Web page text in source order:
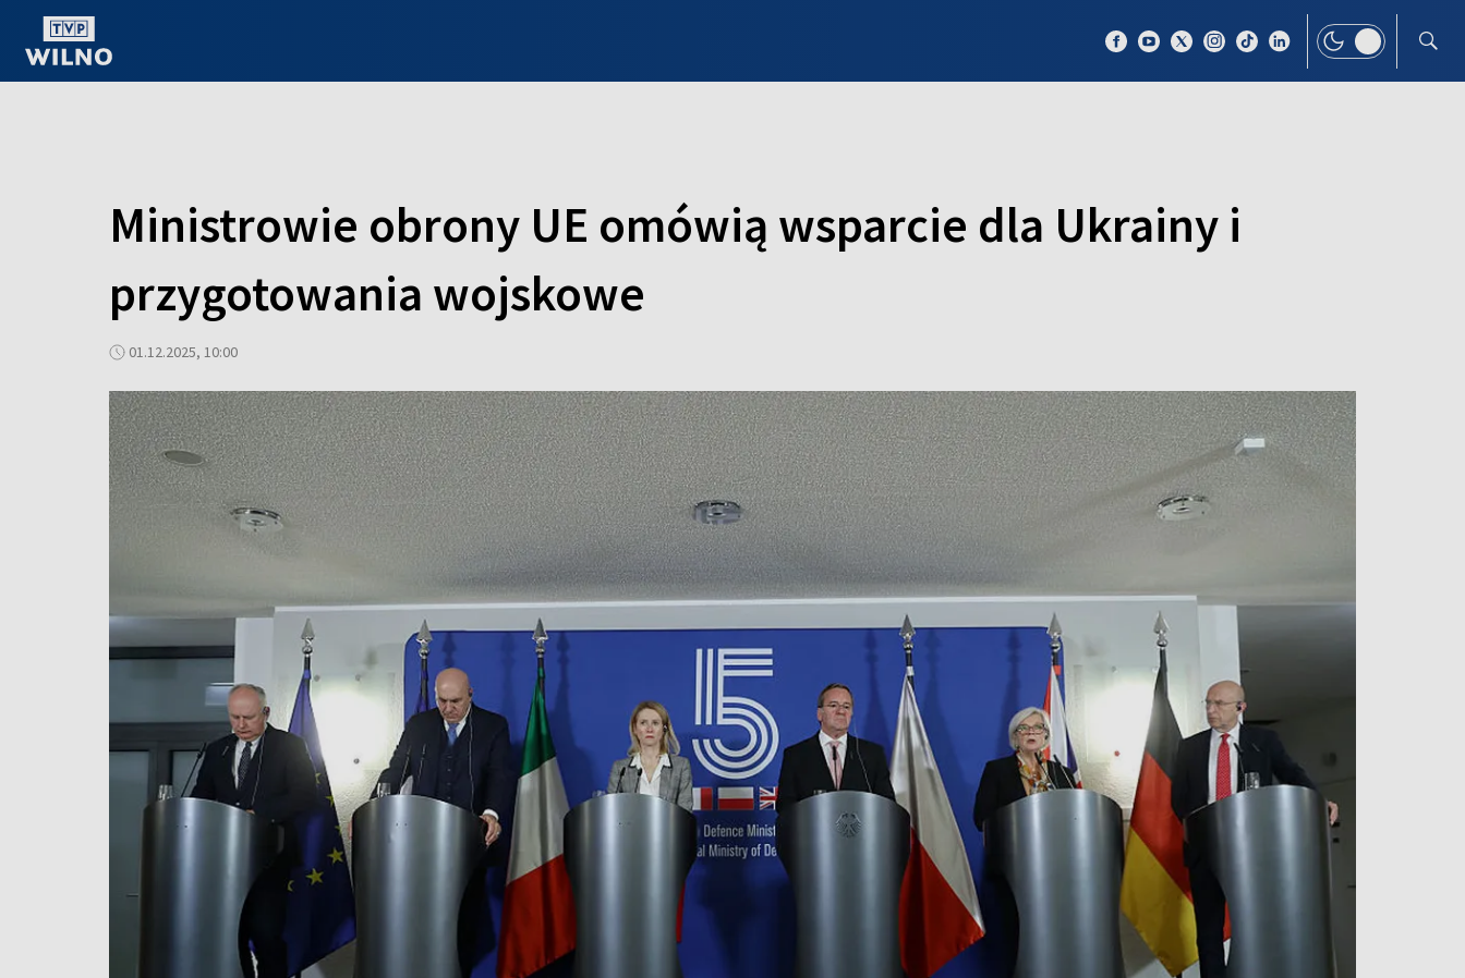
Ministrowie obrony UE omówią wsparcie dla Ukrainy i
przygotowania wojskowe
01.12.2025, 10:00